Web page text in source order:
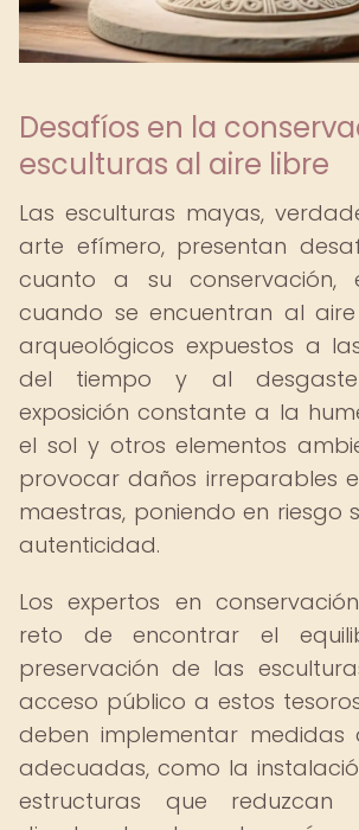
Desafíos en la
esculturas al aire libre
Las esculturas mayas,
arte efímero, presentan
cuanto a su conservación,
cuando se encuentran al
arqueológicos expuestos a
del tiempo y al
exposición constante a la
el sol y otros elementos
provocar daños irreparables
maestras, poniendo en riesgo
autenticidad.
Los expertos en
reto de encontrar el
preservación de las
acceso público a estos
deben implementar medidas
adecuadas, como la
estructuras que reduzcan